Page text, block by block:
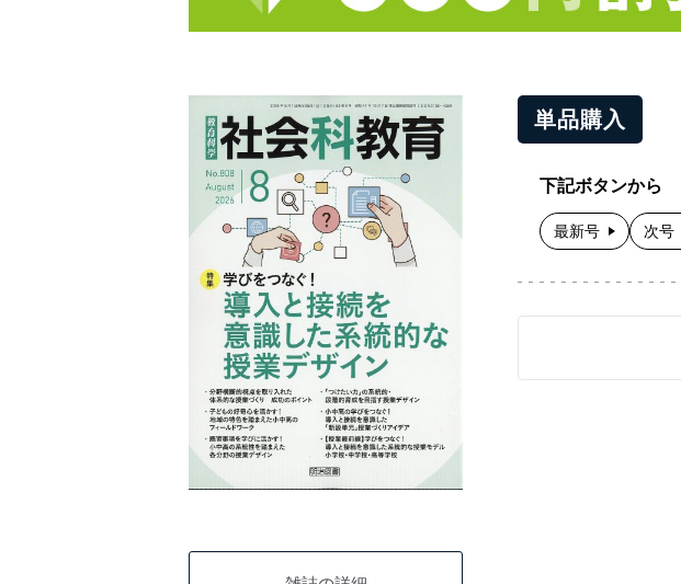
単品購入
下記ボタンから
最新号 次号